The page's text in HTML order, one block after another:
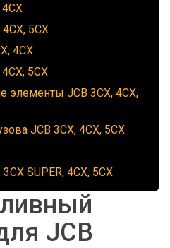
5CX
4CX
5CX
элементы JCB 3CX, 4CX,
JCB 3CX, 4CX, 5CX
SUPER, 4CX, 5CX
JCB